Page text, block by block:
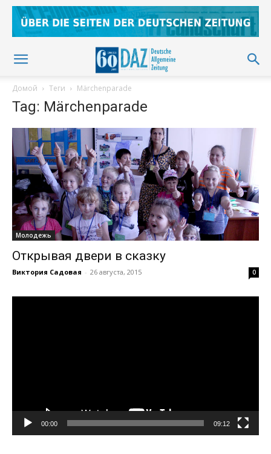
Домой Теги Märchenparade
Tag: Märchenparade
Молодежь
Открывая двери в сказку
Виктория Садовая - 26 августа, 2015 0
00:00 09:12